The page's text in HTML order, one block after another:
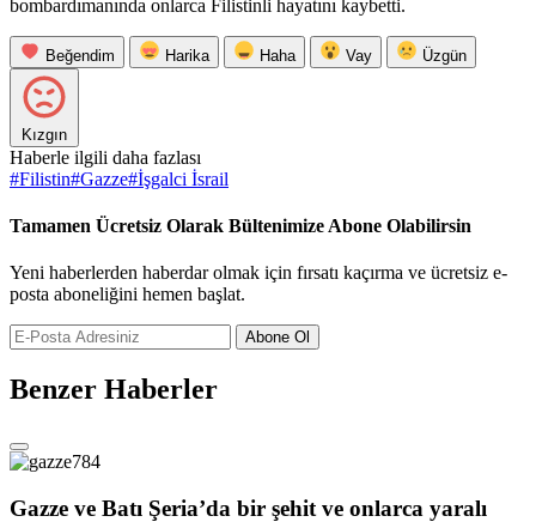
bombardımanında onlarca Filistinli hayatını kaybetti.
Beğendim Harika Haha Vay Üzgün
Kızgın
Haberle ilgili daha fazlası
#Filistin#Gazze#İşgalci İsrail
Tamamen Ücretsiz Olarak Bültenimize Abone Olabilirsin
Yeni haberlerden haberdar olmak için fırsatı kaçırma ve ücretsiz e-
posta aboneliğini hemen başlat.
Abone Ol
Benzer Haberler
Gazze ve Batı Şeria’da bir şehit ve onlarca yaralı